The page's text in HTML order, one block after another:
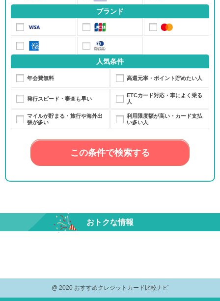
ブランド
人気条件
年会費無料 高還元率・ポイント貯めたい人
発行スピード・審査も早い
ETCカード対応・車によく乗る
人
マイルが貯まる・旅行や海外出
張が多い
利用限度額が高い・カード支払
い多い人
この条件で検索する
おトクな情報
@ 2020 おすすめクレジットカード比較ナビ